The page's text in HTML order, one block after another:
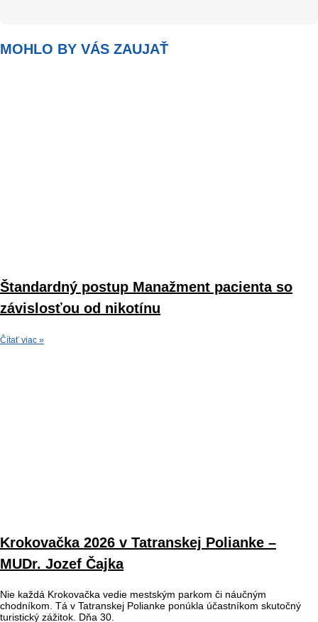
MOHLO BY VÁS ZAUJAŤ
Štandardný postup Manažment pacienta so
závislosťou od nikotínu
Čítať viac »
Krokovačka 2026 v Tatranskej Polianke –
MUDr. Jozef Čajka
Nie každá Krokovačka vedie mestským parkom či náučným
chodníkom. Tá v Tatranskej Polianke ponúkla účastníkom skutočný
turistický zážitok. Dňa 30.